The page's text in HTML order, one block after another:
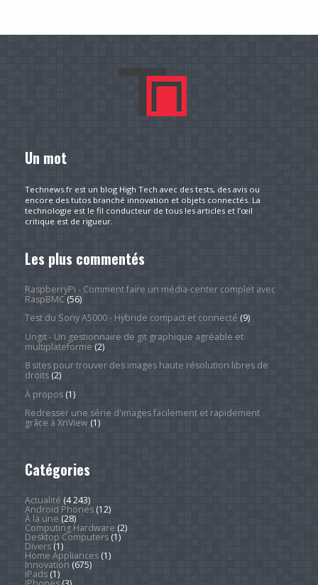
Un mot
Technews.fr est un blog High Tech avec des tests, des avis ou
encore des tutos branché innovation et objets connectés. La
technologie est le fil conducteur de tous les articles et l’œil
critique est de rigueur.
Les plus commentés
RaspberryPi - Comment faire un média-center complet avec
RaspBMC(56)
Test du Sony A5000 - Hybride compact et connecté (9)
Ungit - Un gestionnaire de git graphique agréable et
multiplateforme (2)
8 sites pour trouver des images haute résolution libres de
droits(2)
À propos(1)
Redresser une série d'images facilement et rapidement
grâce à XnView(1)
Catégories
Actualité (4 243)
Android Phones(12)
À la une (28)
Computing Hardware (2)
Desktop Computers(1)
Divers(1)
Home Appliances(1)
Innovation (675)
iPads(1)